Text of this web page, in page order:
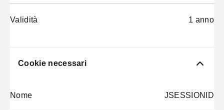
Validità 1 anno
Cookie necessari
Nome JSESSIONID